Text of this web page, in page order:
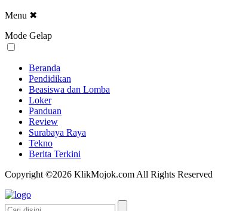
Menu ✖
Mode Gelap
Beranda
Pendidikan
Beasiswa dan Lomba
Loker
Panduan
Review
Surabaya Raya
Tekno
Berita Terkini
Copyright ©2026 KlikMojok.com All Rights Reserved